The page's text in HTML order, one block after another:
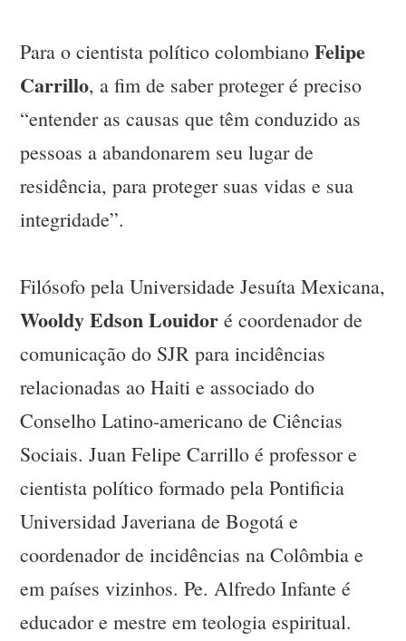
Para o cientista político colombianoFelipe
Carrillo, a fim de saber proteger é preciso
“entender as causas que têm conduzido as
pessoas a abandonarem seu lugar de
residência, para proteger suas vidas e sua
integridade”.
Filósofo pela Universidade Jesuíta Mexicana,
Wooldy Edson Louidor é coordenador de
comunicação do SJR para incidências
relacionadas ao Haiti e associado do
Conselho Latino-americano de Ciências
Sociais. Juan Felipe Carrillo é professor e
cientista político formado pela Pontificia
Universidad Javeriana de Bogotá e
coordenador de incidências na Colômbia e
em países vizinhos. Pe. Alfredo Infante é
educador e mestre em teologia espiritual.